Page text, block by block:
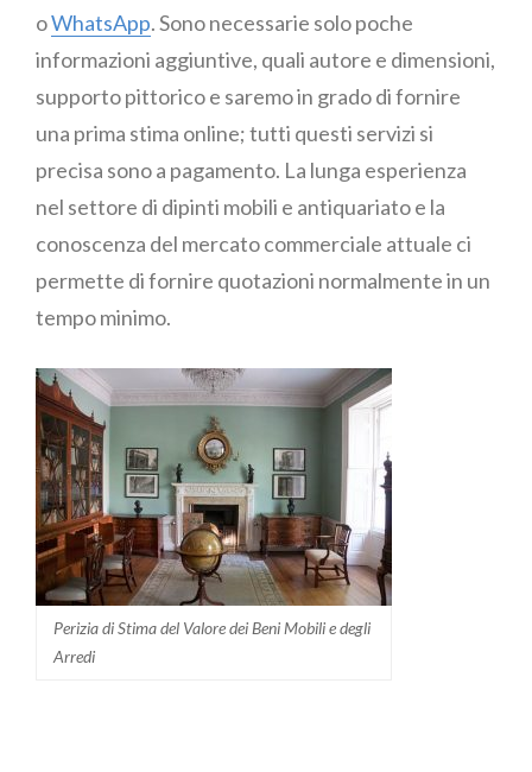
oWhatsApp. Sono necessarie solo poche
informazioni aggiuntive, quali autore e dimensioni,
supporto pittorico e saremo in grado di fornire
una prima stima online; tutti questi servizi si
precisa sono a pagamento. La lunga esperienza
nel settore di dipinti mobili e antiquariato e la
conoscenza del mercato commerciale attuale ci
permette di fornire quotazioni normalmente in un
tempo minimo.
Perizia di Stima del Valore dei Beni Mobili e degli
Arredi